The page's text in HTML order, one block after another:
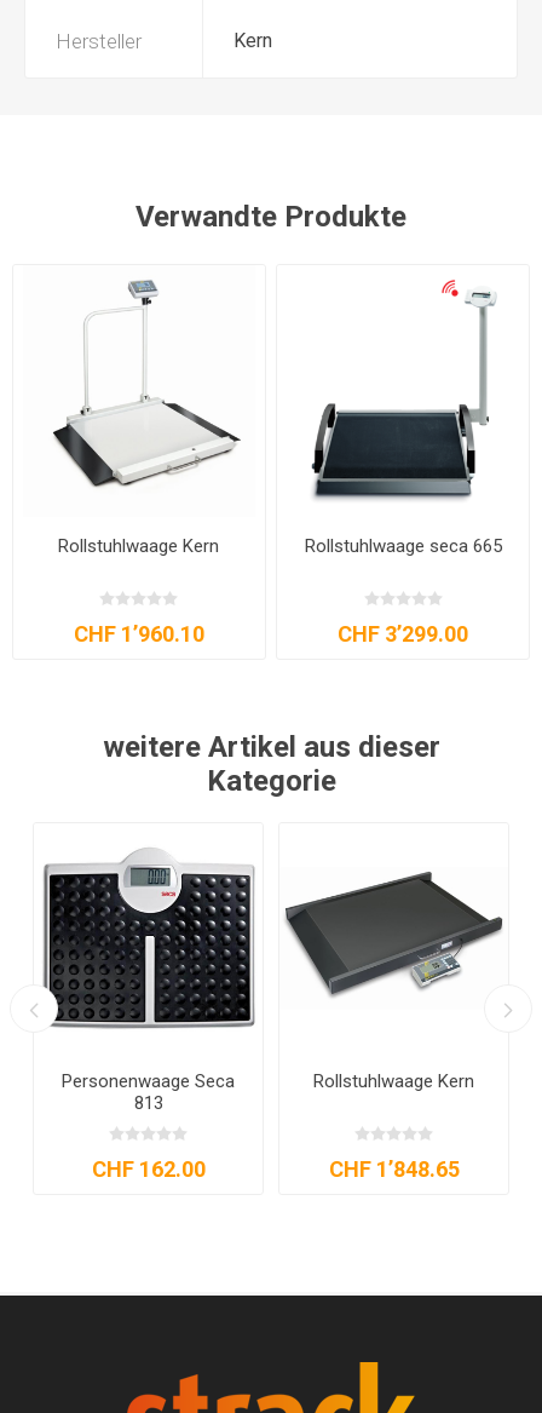
Hersteller Kern
Verwandte Produkte
Rollstuhlwaage Kern
CHF 1’960.10
Rollstuhlwaage seca 665
CHF 3’299.00
weitere Artikel aus dieser
Kategorie
Personenwaage Seca
813
CHF 162.00
Rollstuhlwaage Kern
CHF 1’848.65